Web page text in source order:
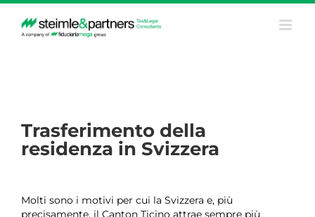
Salta
contenuto
Trasferimento della
residenza in Svizzera
Molti sono i motivi per cui la Svizzera e, più
precisamente, il Canton Ticino attrae sempre più